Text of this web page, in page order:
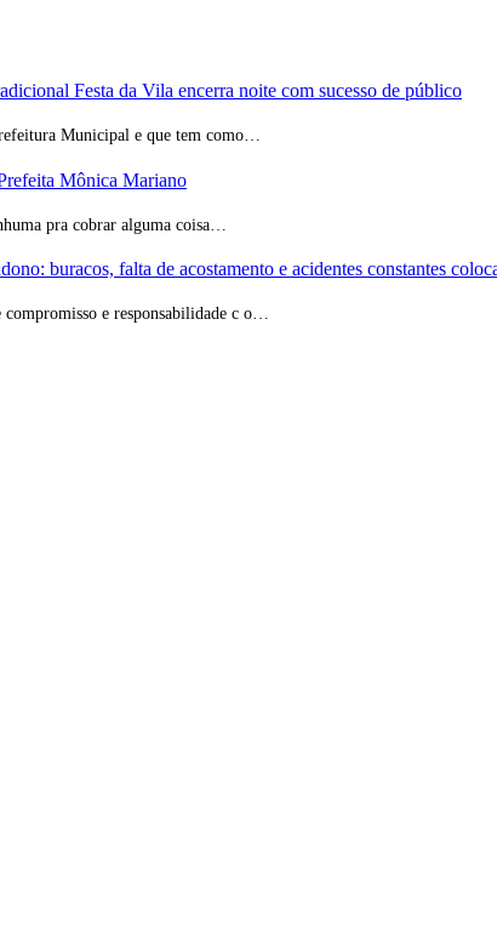
Festa da Vila encerra noite com sucesso de público
Municipal e que tem como…
Mônica Mariano
pra cobrar alguma coisa…
buracos, falta de acostamento e acidentes constantes
compromisso e responsabilidade c o…